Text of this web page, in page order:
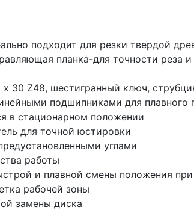
подходит для резки твердой
планка-для точности реза
30 Z48, шестигранный ключ,
подшипниками для плавного
в стационарном положении
для точной юстировки
углами
работы
и плавной смены положения
рабочей зоны
замены диска